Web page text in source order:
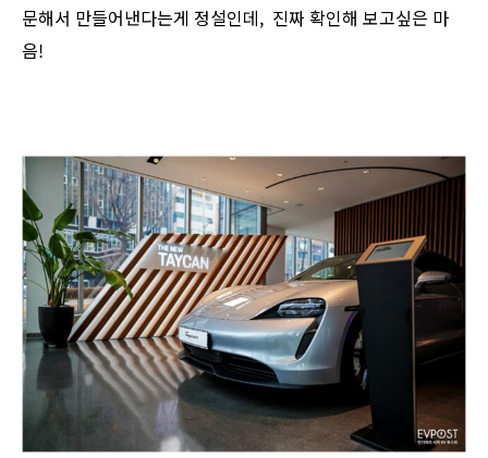
문해서 만들어낸다는게 정설인데, 진짜 확인해 보고싶은 마
음!